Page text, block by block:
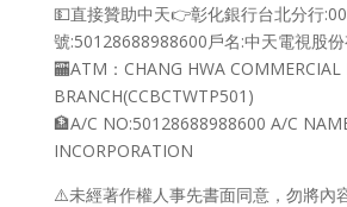
💵直接贊助中天👉彰化銀行台北分行
號:50128688988600戶名:中天電視股
🏧ATM：CHANG HWA
BRANCH(CCBCTWTP501)
🏦A/C NO:50128688988600 A/C
INCORPORATION
⚠️未經著作權人事先書面同意，勿將內